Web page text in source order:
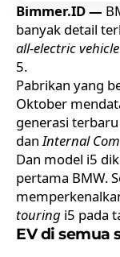
Bimmer.ID —
banyak detail
all-electric vehicle
5.
Pabrikan yang
Oktober
generasi
danInternal
Dan model i5
pertama BMW.
touring i5 pada
EV di semua